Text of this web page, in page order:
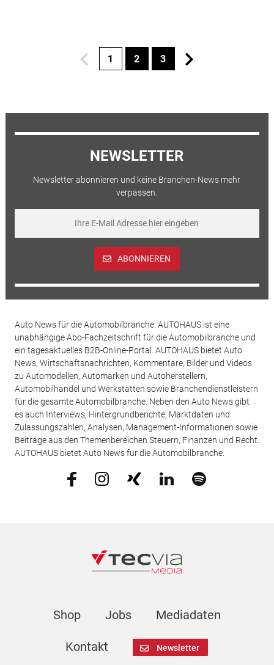
1 2 3
NEWSLETTER
Newsletter abonnieren und keine Branchen-News mehr
verpassen.
ABONNIEREN
Auto News für die Automobilbranche: AUTOHAUS ist eine
unabhängige Abo-Fachzeitschrift für die Automobilbranche und
ein tagesaktuelles B2B-Online-Portal. AUTOHAUS bietet Auto
News, Wirtschaftsnachrichten, Kommentare, Bilder und Videos
zu Automodellen, Automarken und Autoherstellern,
Automobilhandel und Werkstätten sowie Branchendienstleistern
für die gesamte Automobilbranche. Neben den Auto News gibt
es auch Interviews, Hintergrundberichte, Marktdaten und
Zulassungszahlen, Analysen, Management-Informationen sowie
Beiträge aus den Themenbereichen Steuern, Finanzen und Recht.
AUTOHAUS bietet Auto News für die Automobilbranche.
Shop Jobs Mediadaten
Kontakt Newsletter